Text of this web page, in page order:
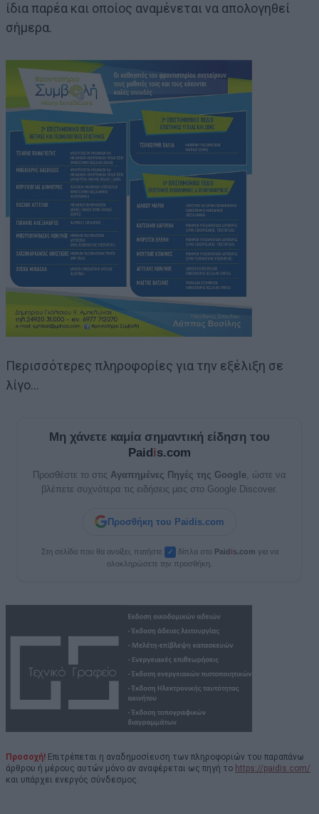
ίδια παρέα και οποίος αναμένεται να απολογηθεί
σήμερα.
Περισσότερες πληροφορίες για την εξέλιξη σε
λίγο…
Μη χάνετε καμία σημαντική είδηση του
Paidis.com
Προσθέστε το στις Αγαπημένες Πηγές της Google , ώστε να
βλέπετε συχνότερα τις ειδήσεις μας στο Google Discover.
Προσθήκη του Paidis.com
Στη σελίδα που θα ανοίξει, πατήστε ✓ δίπλα στο Paidis.com για να
ολοκληρώσετε την προσθήκη.
Προσοχή! Επιτρέπεται η αναδημοσίευση των πληροφοριών του παραπάνω
άρθρου ή μέρους αυτών μόνο αν αναφέρεται ως πηγή το https://paidis.com/
και υπάρχει ενεργός σύνδεσμος.